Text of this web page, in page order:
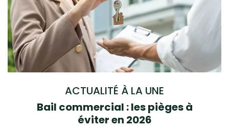
ACTUALITÉ À LA UNE
Bail commercial : les pièges à
éviter en 2026